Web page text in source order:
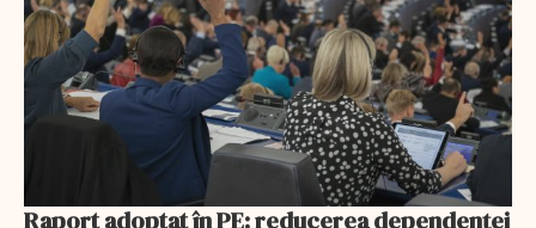
Raport adoptat în PE: reducerea dependenței